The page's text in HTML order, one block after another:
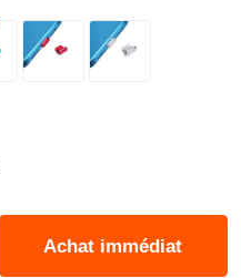
Achat immédiat